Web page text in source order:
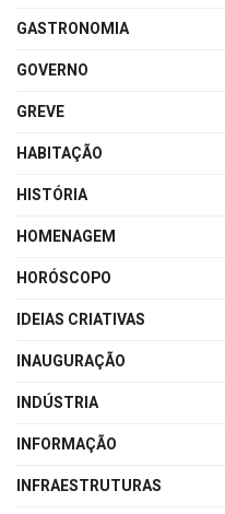
GASTRONOMIA
GOVERNO
GREVE
HABITAÇÃO
HISTÓRIA
HOMENAGEM
HORÓSCOPO
IDEIAS CRIATIVAS
INAUGURAÇÃO
INDÚSTRIA
INFORMAÇÃO
INFRAESTRUTURAS